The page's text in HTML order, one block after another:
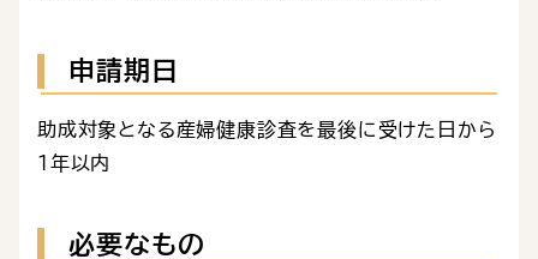
申請期日
助成対象となる産婦健康診査を最後に受けた日から
１年以内
必要なもの